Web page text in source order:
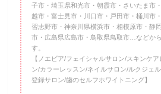
子市・埼玉県和光市・朝霞市・さいたま市
越市・富士見市・川口市・戸田市・桶川市
習志野市・神奈川県横浜市・相模原市・静
市・広島県広島市・鳥取県鳥取市…などか
す。
【ノエビア/フェイシャルサロン/スキンケ
ン/カラーレッスン/ネイルサロン/ルクジェ
登録サロン/歯のセルフホワイトニング】